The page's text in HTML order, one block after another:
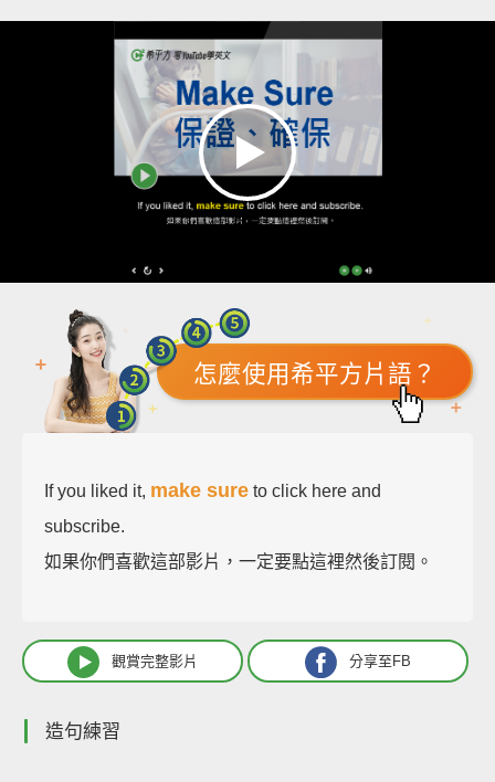
怎麼使用希平方片語？
If you liked it, make sure to click here and
subscribe.
如果你們喜歡這部影片，一定要點這裡然後訂閱。
觀賞完整影片 分享至FB
造句練習